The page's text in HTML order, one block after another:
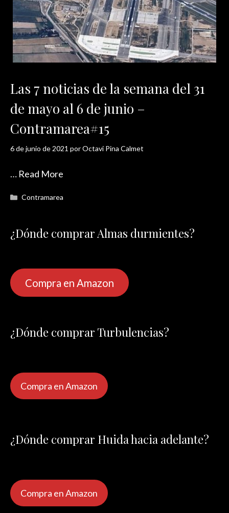
Las 7 noticias de la semana del 31
de mayo al 6 de junio –
Contramarea#15
6 de junio de 2021 porOctavi Pina Calmet
… Read More
Categorías
Contramarea
¿Dónde comprar Almas durmientes?
Compra en Amazon
¿Dónde comprar Turbulencias?
Compra en Amazon
¿Dónde comprar Huida hacia adelante?
Compra en Amazon